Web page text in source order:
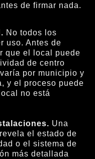
de firmar nada.
No todos los
uso. Antes de
que el local puede
de centro
por municipio y
y el proceso puede
no está
Una
el estado de
o el sistema de
más detallada